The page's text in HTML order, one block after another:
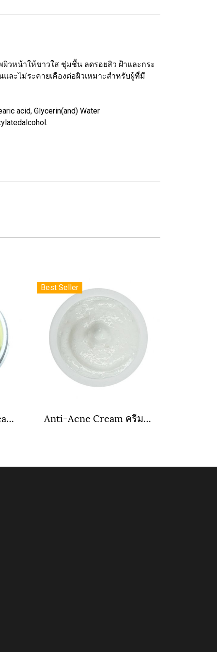
หน้าให้ขาวใส ชุ่มชื้น ลดรอยสิว ฝ้าและกระ
ะไม่ระคายเคืองต่อผิวเหมาะสำหรับผู้ที่มี
acid, Glycerin(and) Water
Super Whitening Cream ครีมชุปเปอร์ไวท์ขาวเร่งด่วน
Best Seller
Anti-Acne Cream ครีมรักษาสิว